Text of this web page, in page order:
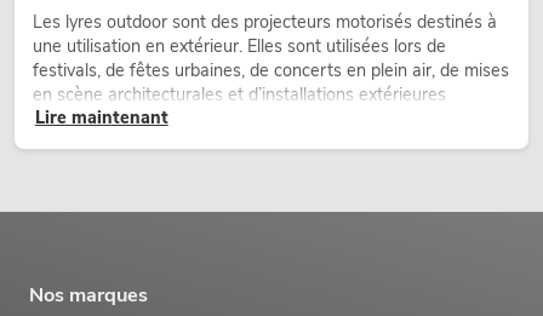
Les lyres outdoor sont des projecteurs motorisés destinés à
une utilisation en extérieur. Elles sont utilisées lors de
festivals, de fêtes urbaines, de concerts en plein air, de mises
en scène architecturales et d’installations extérieures
temporaires.
Lire maintenant
Nos marques